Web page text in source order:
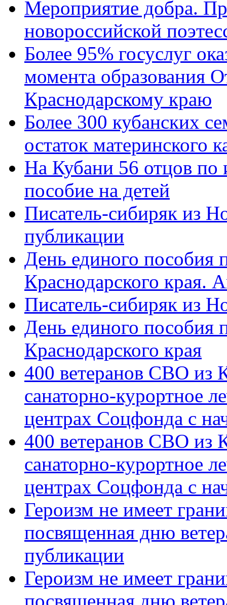
Мероприятие добра.
новороссийской
Более 95% госуслуг
момента образования
Краснодарскому краю
Более 300 кубанских
остаток материнского
На Кубани 56 отцов по
пособие на детей
Писатель-сибиряк из
публикации
День единого пособия
Краснодарского края.
Писатель-сибиряк из
День единого пособия
Краснодарского края
400 ветеранов СВО из
санаторно-курортное
центрах Соцфонда с
400 ветеранов СВО из
санаторно-курортное
центрах Соцфонда с
Героизм не имеет
посвященная дню
публикации
Героизм не имеет
посвященная дню